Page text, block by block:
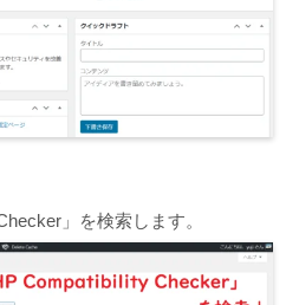
」を検索します。